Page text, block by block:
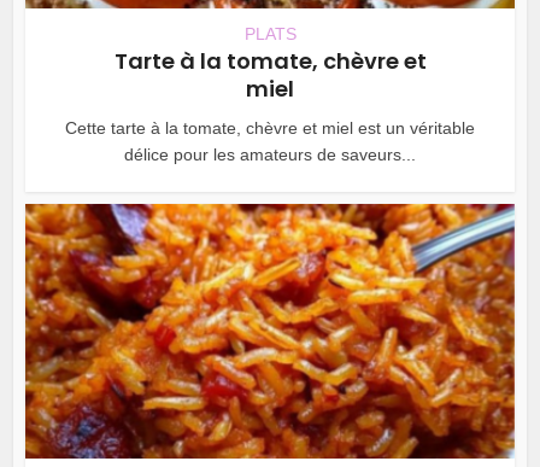
PLATS
Tarte à la tomate, chèvre et
miel
Cette tarte à la tomate, chèvre et miel est un véritable
délice pour les amateurs de saveurs...